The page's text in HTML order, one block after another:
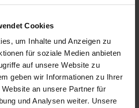
Cookies
um Inhalte und Anzeigen zu
für soziale Medien anbieten
auf unsere Website zu
geben wir Informationen zu Ihrer
an unsere Partner für
und Analysen weiter. Unsere
haben wir uns bewusst
Qualität anzubieten
die weit über
hinausgeht.
Hardware setzt neue
Nachhaltigkeit und
Jedes Notebook wird nicht
sondern auch